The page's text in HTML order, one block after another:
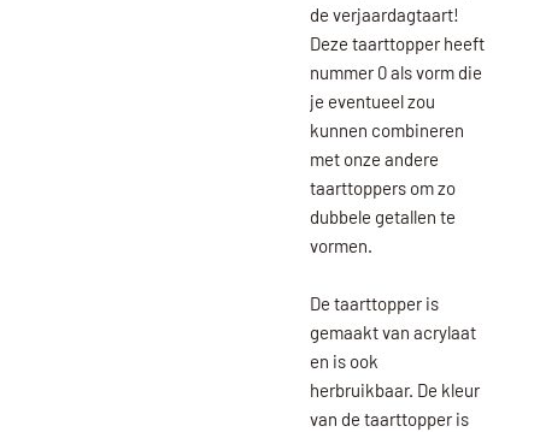
de verjaardagtaart!
Deze taarttopper heeft
nummer 0 als vorm die
je eventueel zou
kunnen combineren
met onze andere
taarttoppers om zo
dubbele getallen te
vormen.
De taarttopper is
gemaakt van acrylaat
en is ook
herbruikbaar. De kleur
van de taarttopper is